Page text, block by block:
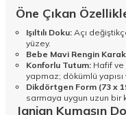
Öne Çıkan
Işıltılı Doku: Açı
yüzey.
Bebe Mavi Rengin
Konforlu Tutum: Hafif ve
yapmaz; dökümlü
Dikdörtgen Form (73 x
sarmaya uygun uzun bir
Janjan Kumaşın